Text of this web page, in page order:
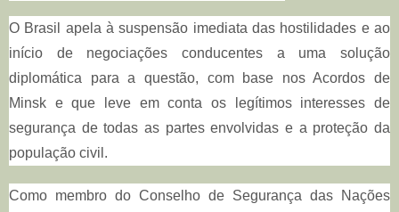
O Brasil apela à suspensão imediata das hostilidades e ao
início de negociações conducentes a uma solução
diplomática para a questão, com base nos Acordos de
Minsk e que leve em conta os legítimos interesses de
segurança de todas as partes envolvidas e a proteção da
população civil.
Como membro do Conselho de Segurança das Nações